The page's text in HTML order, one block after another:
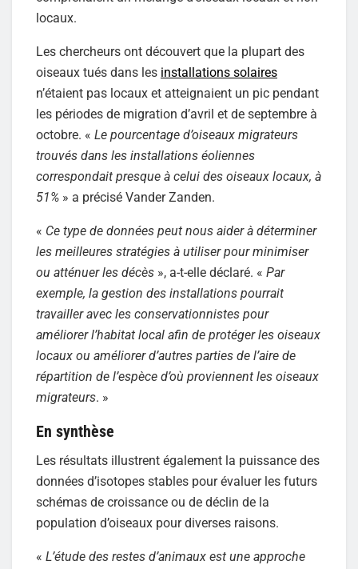
locaux.
Les chercheurs ont découvert que la plupart des
oiseaux tués dans les installations solaires
n’étaient pas locaux et atteignaient un pic pendant
les périodes de migration d’avril et de septembre à
octobre. « Le pourcentage d’oiseaux migrateurs
trouvés dans les installations éoliennes
correspondait presque à celui des oiseaux locaux, à
51% » a précisé Vander Zanden.
« Ce type de données peut nous aider à déterminer
les meilleures stratégies à utiliser pour minimiser
ou atténuer les décès », a-t-elle déclaré. « Par
exemple, la gestion des installations pourrait
travailler avec les conservationnistes pour
améliorer l’habitat local afin de protéger les oiseaux
locaux ou améliorer d’autres parties de l’aire de
répartition de l’espèce d’où proviennent les oiseaux
migrateurs. »
En synthèse
Les résultats illustrent également la puissance des
données d’isotopes stables pour évaluer les futurs
schémas de croissance ou de déclin de la
population d’oiseaux pour diverses raisons.
« L’étude des restes d’animaux est une approche